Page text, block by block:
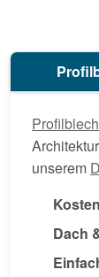
unserem
Dach